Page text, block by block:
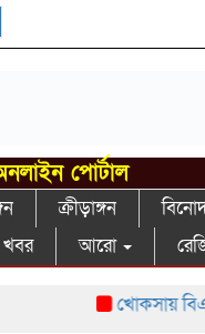
পোর্টাল
ক্রীড়াঙ্গন
খবর আরো
খোকসায়